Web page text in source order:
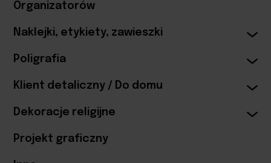
Organizatorów
Naklejki, etykiety, zawieszki
Poligrafia
Klient detaliczny / Do domu
Dekoracje religijne
Projekt graficzny